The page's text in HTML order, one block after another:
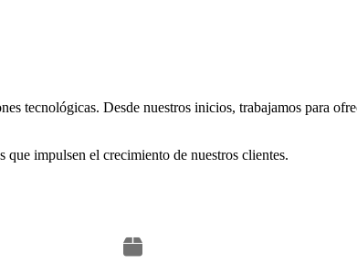
tecnológicas. Desde nuestros inicios, trabajamos para
impulsen el crecimiento de nuestros clientes.